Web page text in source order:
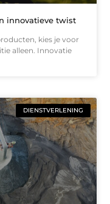
innovatieve twist
kies je voor
alleen. Innovatie
DIENSTVERLENING